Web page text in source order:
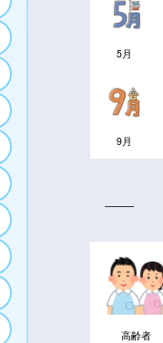
5月
9月
高齢者